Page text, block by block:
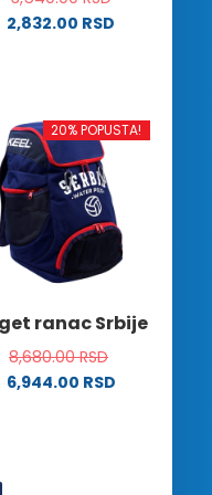
2,832.00 RSD
više
varijanti.
Opcije
mogu
biti
izabrane
na
proizvoda.
20% POPUSTA!
ranac Srbije
8,680.00RSD
6,944.00 RSD